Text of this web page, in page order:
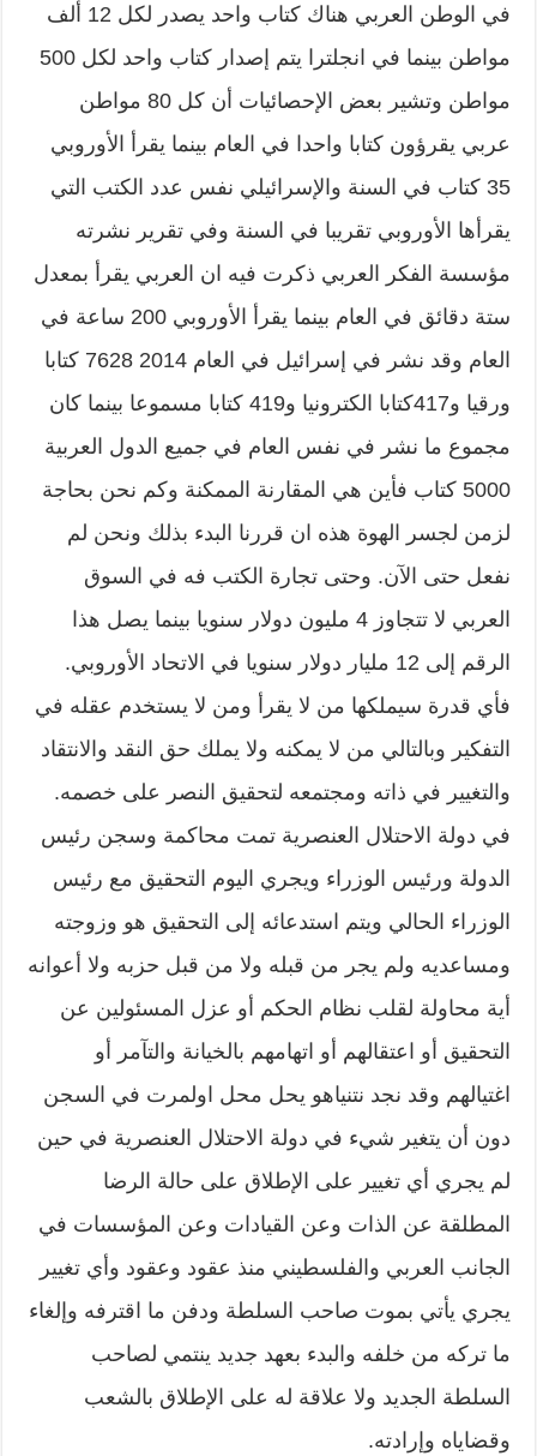
في الوطن العربي هناك كتاب واحد يصدر لكل 12 ألف
مواطن بينما في انجلترا يتم إصدار كتاب واحد لكل 500
مواطن وتشير بعض الإحصائيات أن كل 80 مواطن
عربي يقرؤون كتابا واحدا في العام بينما يقرأ الأوروبي
35 كتاب في السنة والإسرائيلي نفس عدد الكتب التي
يقرأها الأوروبي تقريبا في السنة وفي تقرير نشرته
مؤسسة الفكر العربي ذكرت فيه ان العربي يقرأ بمعدل
ستة دقائق في العام بينما يقرأ الأوروبي 200 ساعة في
العام وقد نشر في إسرائيل في العام 2014 7628 كتابا
ورقيا و417كتابا الكترونيا و419 كتابا مسموعا بينما كان
مجموع ما نشر في نفس العام في جميع الدول العربية
5000 كتاب فأين هي المقارنة الممكنة وكم نحن بحاجة
لزمن لجسر الهوة هذه ان قررنا البدء بذلك ونحن لم
نفعل حتى الآن. وحتى تجارة الكتب فه في السوق
العربي لا تتجاوز 4 مليون دولار سنويا بينما يصل هذا
الرقم إلى 12 مليار دولار سنويا في الاتحاد الأوروبي.
فأي قدرة سيملكها من لا يقرأ ومن لا يستخدم عقله في
التفكير وبالتالي من لا يمكنه ولا يملك حق النقد والانتقاد
والتغيير في ذاته ومجتمعه لتحقيق النصر على خصمه.
في دولة الاحتلال العنصرية تمت محاكمة وسجن رئيس
الدولة ورئيس الوزراء ويجري اليوم التحقيق مع رئيس
الوزراء الحالي ويتم استدعائه إلى التحقيق هو وزوجته
ومساعديه ولم يجر من قبله ولا من قبل حزبه ولا أعوانه
أية محاولة لقلب نظام الحكم أو عزل المسئولين عن
التحقيق أو اعتقالهم أو اتهامهم بالخيانة والتآمر أو
اغتيالهم وقد نجد نتنياهو يحل محل اولمرت في السجن
دون أن يتغير شيء في دولة الاحتلال العنصرية في حين
لم يجري أي تغيير على الإطلاق على حالة الرضا
المطلقة عن الذات وعن القيادات وعن المؤسسات في
الجانب العربي والفلسطيني منذ عقود وعقود وأي تغيير
يجري يأتي بموت صاحب السلطة ودفن ما اقترفه وإلغاء
ما تركه من خلفه والبدء بعهد جديد ينتمي لصاحب
السلطة الجديد ولا علاقة له على الإطلاق بالشعب
وقضاياه وإرادته.